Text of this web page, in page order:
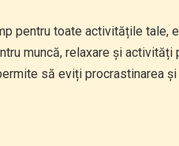
pentru toate activitățile
muncă, relaxare și
să eviți procrastinarea